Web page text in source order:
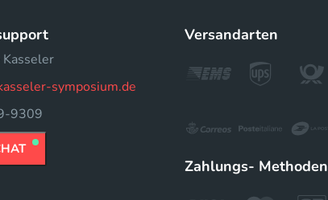
symposium.de
9309
Versandarten
Zahlungs- Methoden